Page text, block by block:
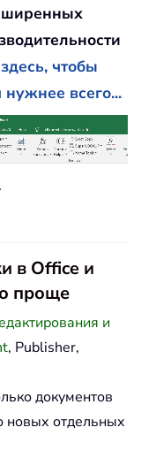
чтобы
всего...
в Office и
проще
и
, Publisher,
документов
новых отдельных